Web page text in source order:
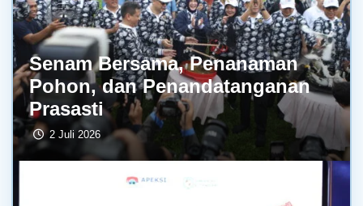
Senam Bersama, Penanaman
Pohon, dan Penandatanganan
Prasasti
2 Juli 2026